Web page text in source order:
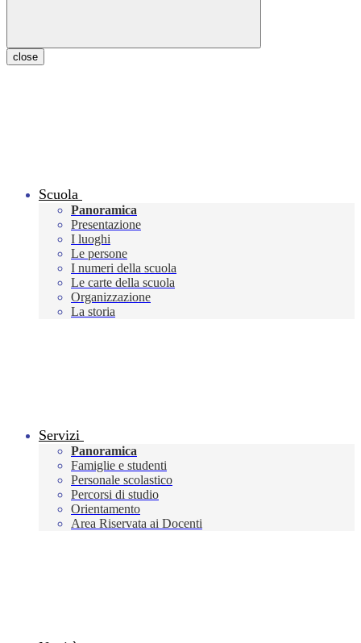
close
Scuola
Panoramica
Presentazione
I luoghi
Le persone
I numeri della scuola
Le carte della scuola
Organizzazione
La storia
Servizi
Panoramica
Famiglie e studenti
Personale scolastico
Percorsi di studio
Orientamento
Area Riservata ai Docenti